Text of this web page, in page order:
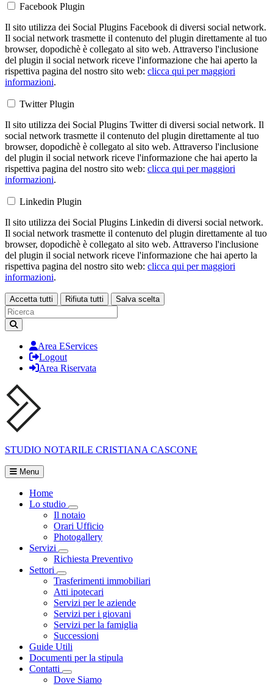
Facebook Plugin
Il sito utilizza dei Social Plugins Facebook di diversi social network.
Il social network trasmette il contenuto del plugin direttamente al tuo
browser, dopodichè è collegato al sito web. Attraverso l'inclusione
del plugin il social network riceve l'informazione che hai aperto la
rispettiva pagina del nostro sito web: clicca qui per maggiori
informazioni.
Twitter Plugin
Il sito utilizza dei Social Plugins Twitter di diversi social network. Il
social network trasmette il contenuto del plugin direttamente al tuo
browser, dopodichè è collegato al sito web. Attraverso l'inclusione
del plugin il social network riceve l'informazione che hai aperto la
rispettiva pagina del nostro sito web: clicca qui per maggiori
informazioni.
Linkedin Plugin
Il sito utilizza dei Social Plugins Linkedin di diversi social network.
Il social network trasmette il contenuto del plugin direttamente al tuo
browser, dopodichè è collegato al sito web. Attraverso l'inclusione
del plugin il social network riceve l'informazione che hai aperto la
rispettiva pagina del nostro sito web: clicca qui per maggiori
informazioni.
Accetta tutti Rifiuta tutti Salva scelta
Loading...
Area EServices
Logout
Area Riservata
STUDIO NOTARILE CRISTIANA CASCONE
Menu
Home
Lo studio
Visualizza menù di secondo livello
Il notaio
Orari Ufficio
Photogallery
Servizi
Visualizza menù di secondo livello
Richiesta Preventivo
Settori
Visualizza menù di secondo livello
Trasferimenti immobiliari
Atti ipotecari
Servizi per le aziende
Servizi per i giovani
Servizi per la famiglia
Successioni
Guide Utili
Documenti per la stipula
Contatti
Visualizza menù di secondo livello
Dove Siamo